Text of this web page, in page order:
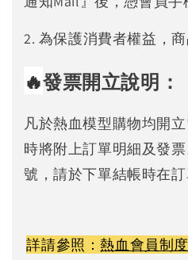
2. 為保護消費者權益，商
🔥發票開立說明：
凡於熱血模型購物均開
時將附上訂單明細及發
號，請於下單結帳時在訂
詳請參照：熱血會員制度